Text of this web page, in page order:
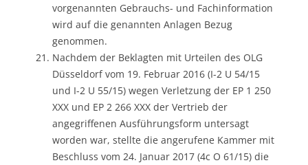
vorgenannten Gebrauchs- und Fachinformation
wird auf die genannten Anlagen Bezug
genommen.
Nachdem der Beklagten mit Urteilen des OLG
Düsseldorf vom 19. Februar 2016 (I-2 U 54/15
und I-2 U 55/15) wegen Verletzung der EP 1 250
XXX und EP 2 266 XXX der Vertrieb der
angegriffenen Ausführungsform untersagt
worden war, stellte die angerufene Kammer mit
Beschluss vom 24. Januar 2017 (4c O 61/15) die